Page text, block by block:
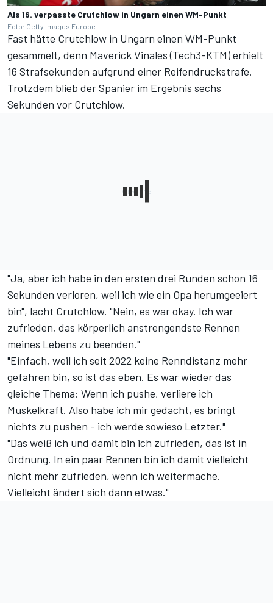
Als 16. verpasste Crutchlow in Ungarn einen WM-Punkt
Foto: Getty Images Europe
Fast hätte Crutchlow in Ungarn einen WM-Punkt
gesammelt, denn Maverick Vinales (Tech3-KTM) erhielt
16 Strafsekunden aufgrund einer Reifendruckstrafe.
Trotzdem blieb der Spanier im Ergebnis sechs
Sekunden vor Crutchlow.
"Ja, aber ich habe in den ersten drei Runden schon 16
Sekunden verloren, weil ich wie ein Opa herumgeeiert
bin", lacht Crutchlow. "Nein, es war okay. Ich war
zufrieden, das körperlich anstrengendste Rennen
meines Lebens zu beenden."
"Einfach, weil ich seit 2022 keine Renndistanz mehr
gefahren bin, so ist das eben. Es war wieder das
gleiche Thema: Wenn ich pushe, verliere ich
Muskelkraft. Also habe ich mir gedacht, es bringt
nichts zu pushen - ich werde sowieso Letzter."
"Das weiß ich und damit bin ich zufrieden, das ist in
Ordnung. In ein paar Rennen bin ich damit vielleicht
nicht mehr zufrieden, wenn ich weitermache.
Vielleicht ändert sich dann etwas."